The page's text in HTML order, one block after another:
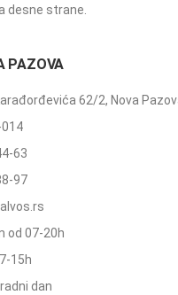
desne strane.
PAZOVA
62/2, Nova
63
97
od 07-20h
15h
dan